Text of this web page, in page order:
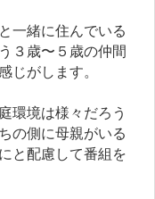
一緒に住んでいる
３歳〜５歳の仲間
がします。
環境は様々だろう
の側に母親がいる
と配慮して番組を